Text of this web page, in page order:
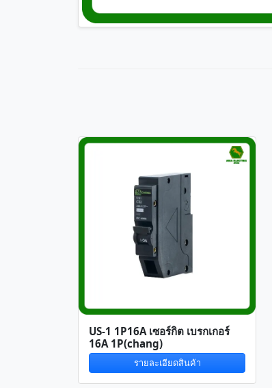
US-1 1P16A เซอร์กิต เบรกเกอร์
16A 1P(chang)
รายละเอียดสินค้า